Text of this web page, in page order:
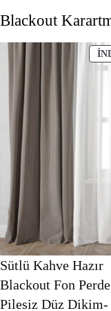
dayanarak 5
5.00
puan
Blackout
Sütlü Kahve Hazır
Blackout Fon
Pilesiz Düz Dikim-